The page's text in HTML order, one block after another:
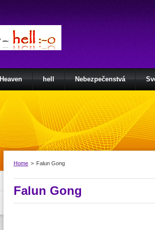
Home > Falun Gong
Falun Gong
Heaven hell Nebezpečenstvá